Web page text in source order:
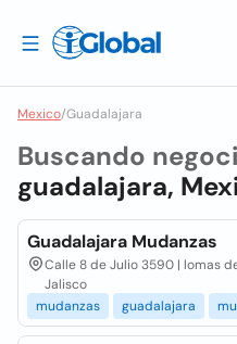
Mexico/Guadalajara
Buscando
guadalajara,
Guadalajara Mudanzas
Calle 8 de Julio 3590 | lomas
Jalisco
mudanzas
guadalajara